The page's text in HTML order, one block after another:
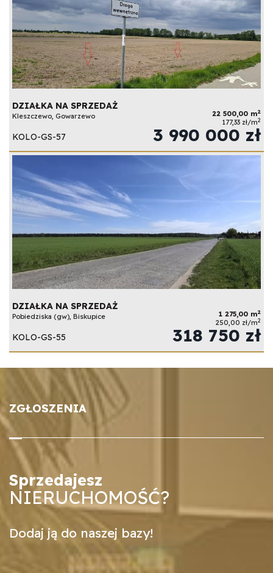
DZIAŁKA NA SPRZEDAŻ
Kleszczewo, Gowarzewo 22 500,00 m2
177,33 zł/m2
KOLO-GS-57 3 990 000 zł
DZIAŁKA NA SPRZEDAŻ
Pobiedziska (gw), Biskupice 1 275,00 m2
250,00 zł/m2
KOLO-GS-55 318 750 zł
ZGŁOSZENIA
Sprzedajesz
NIERUCHOMOŚĆ?
Dodaj ją do naszej bazy!